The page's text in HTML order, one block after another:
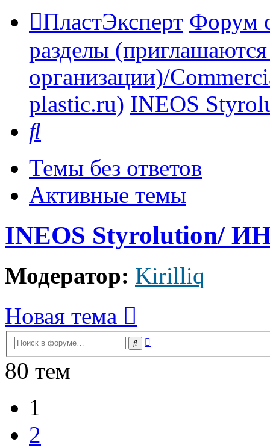
ПластЭксперт Форум
разделы
организации)/
plastic.ru) INEOS
Темы без ответов
Активные темы
INEOS Styrolution/
Модератор: Kirilliq
Новая тема
Поиск
80 тем
1
2